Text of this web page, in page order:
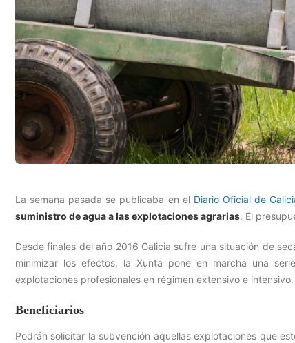
La semana pasada se publicaba en elDiario Oficial de
suministro de agua a las explotaciones agrarias. El
Desde finales del año 2016 Galicia sufre una situación de
minimizar los efectos, la Xunta pone en marcha una
explotaciones profesionales en régimen extensivo e intensivo.
Beneficiarios
Podrán solicitar la subvención aquellas explotaciones que